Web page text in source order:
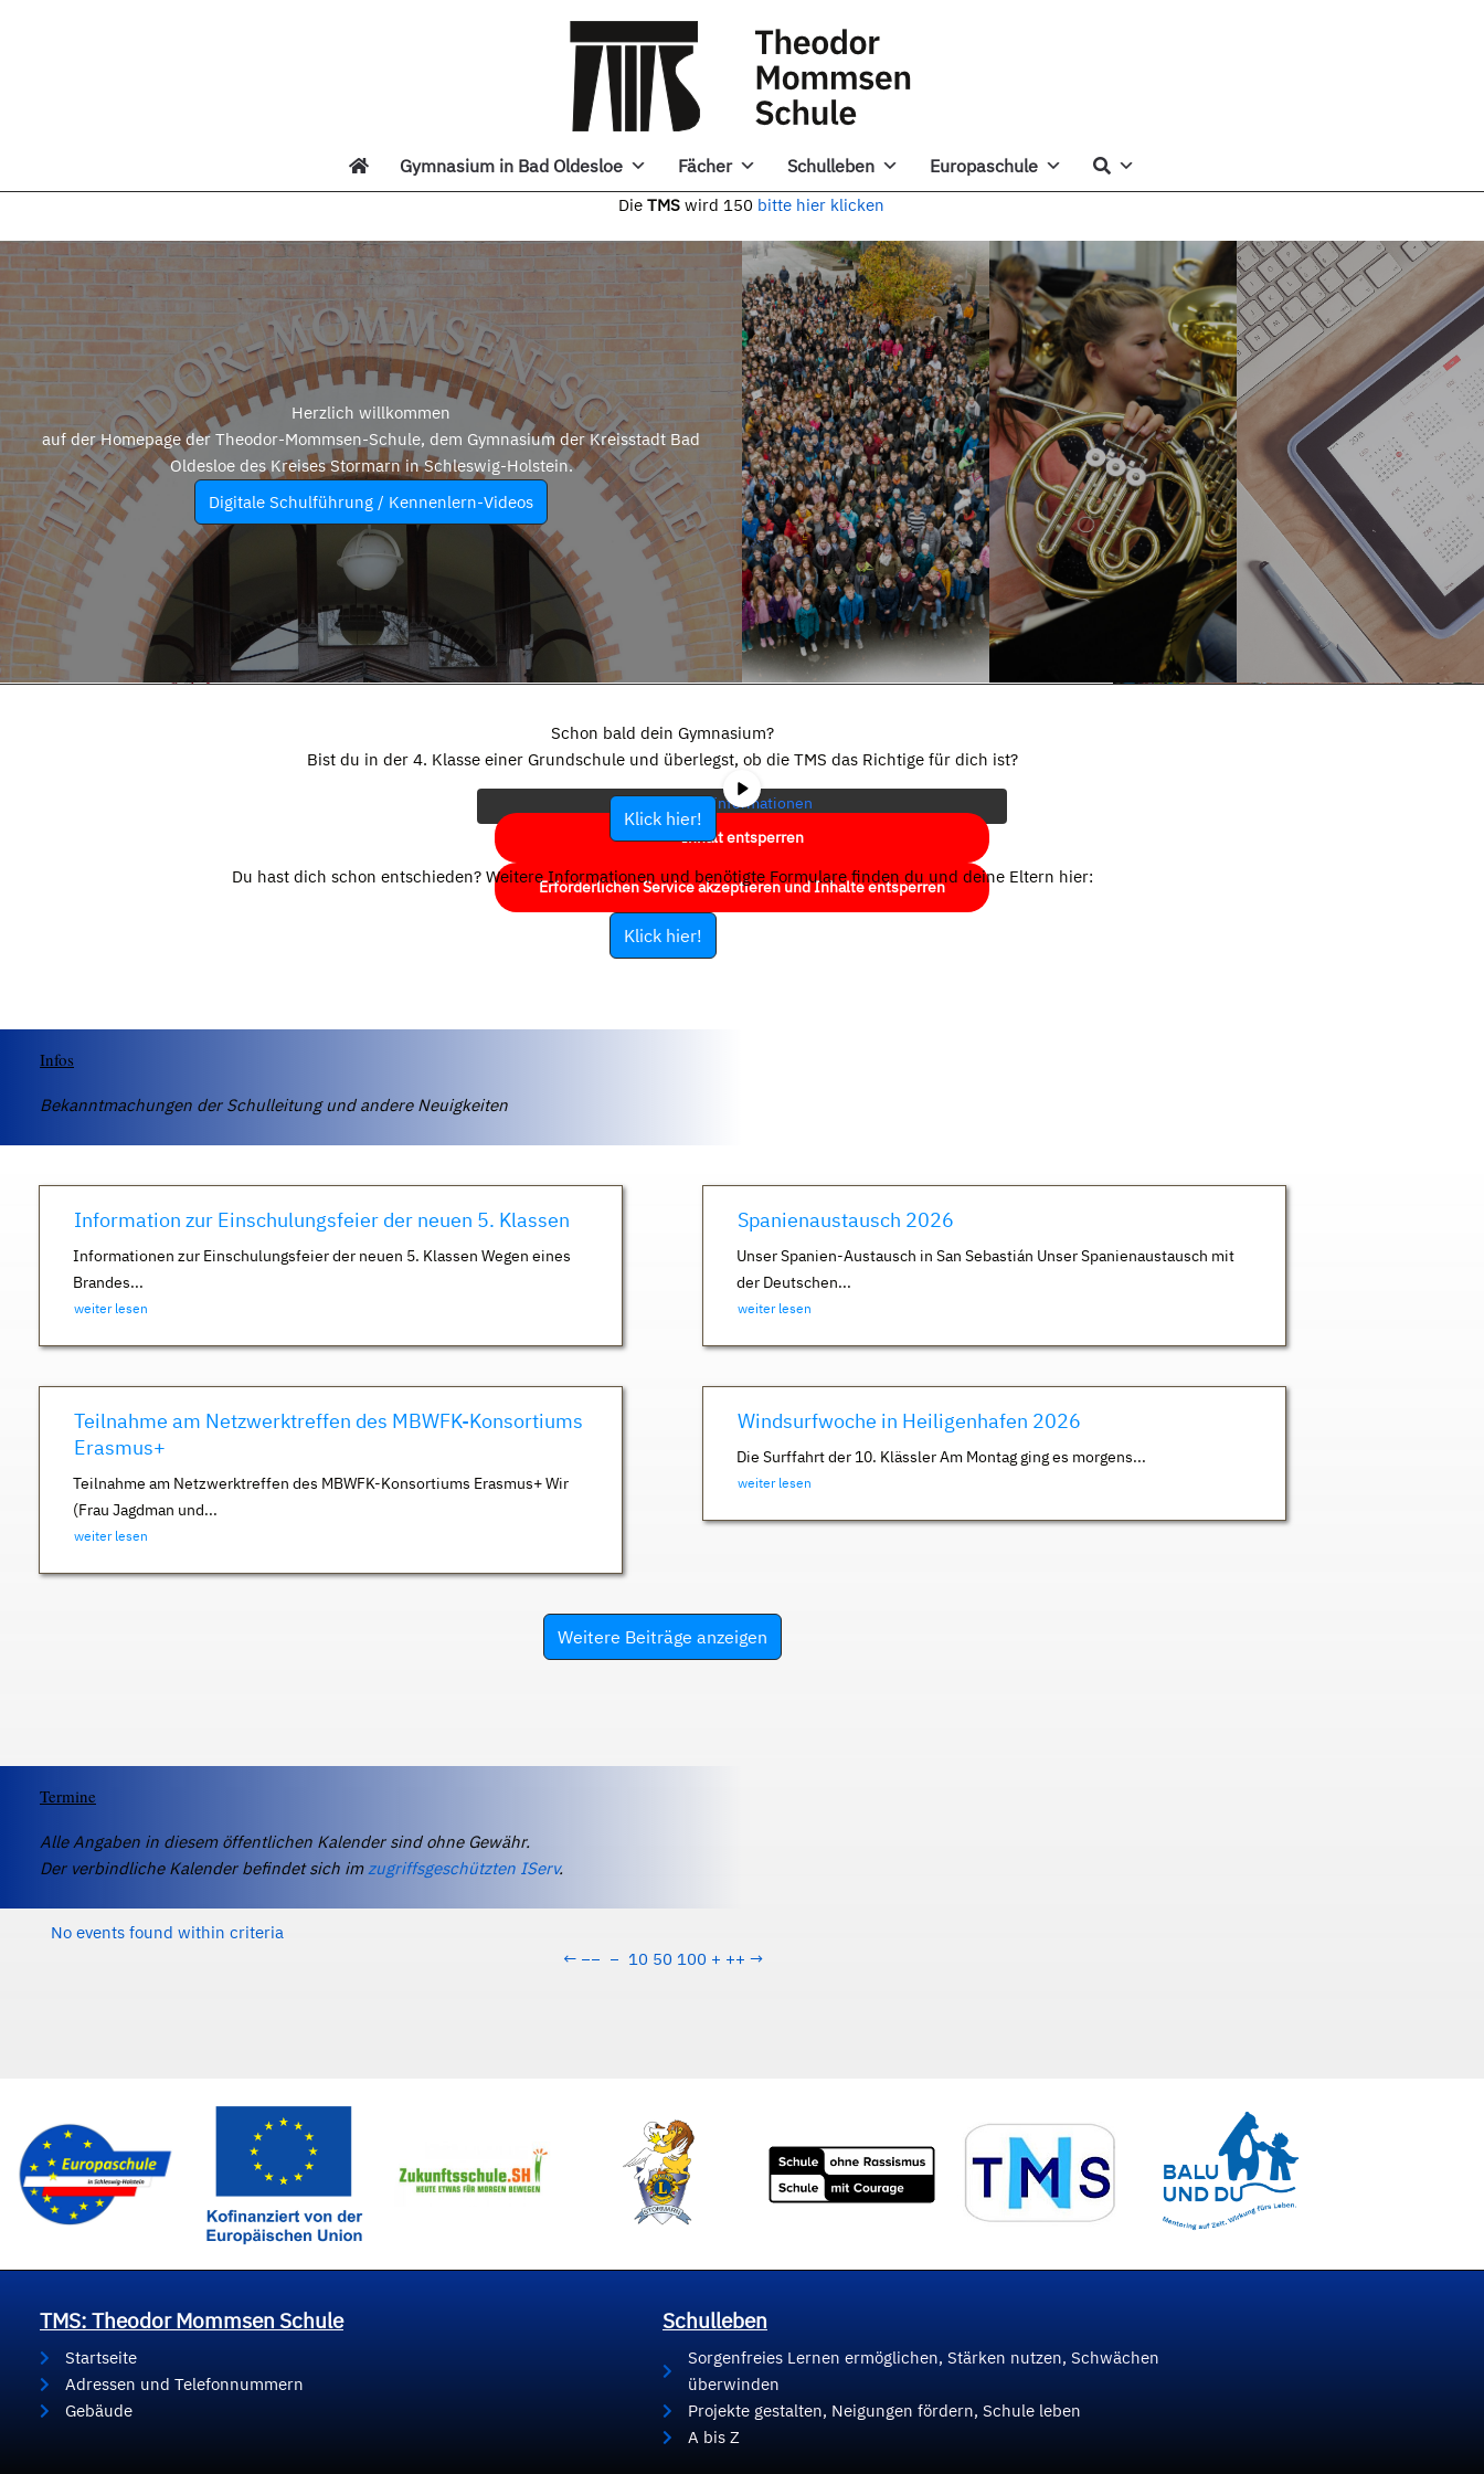
Gymnasium in Bad Oldesloe Fächer Schulleben Europaschule
Die TMS wird 150 bitte hier klicken
Herzlich willkommen
auf der Homepage der Theodor-Mommsen-Schule, dem Gymnasium der Kreisstadt Bad
Oldesloe des Kreises Stormarn in Schleswig-Holstein.
Digitale Schulführung / Kennenlern-Videos
eigentlichen Inhalt zuzugreifen, klicken Sie auf die Schaltfläche unten.
Bitte beachten Sie, dass dabei Daten an Drittanbieter weitergegeben
werden.
Mehr Informationen
Inhalt entsperren
Erforderlichen Service akzeptieren und Inhalte entsperren
Schon bald dein Gymnasium?
Bist du in der 4. Klasse einer Grundschule und überlegst, ob die TMS das Richtige für dich ist?
Klick hier!
Du hast dich schon entschieden? Weitere Informationen und benötigte Formulare finden du und deine Eltern hier:
Klick hier!
Infos
Bekanntmachungen der Schulleitung und andere Neuigkeiten
Information zur Einschulungsfeier der neuen 5. Klassen
Informationen zur Einschulungsfeier der neuen 5. Klassen Wegen eines
Brandes...
weiter lesen
Spanienaustausch 2026
Unser Spanien-Austausch in San Sebastián Unser Spanienaustausch mit
der Deutschen...
weiter lesen
Teilnahme am Netzwerktreffen des MBWFK-Konsortiums
Erasmus+
Teilnahme am Netzwerktreffen des MBWFK-Konsortiums Erasmus+ Wir
(Frau Jagdman und...
weiter lesen
Windsurfwoche in Heiligenhafen 2026
Die Surffahrt der 10. Klässler Am Montag ging es morgens...
weiter lesen
Weitere Beiträge anzeigen
Termine
Alle Angaben in diesem öffentlichen Kalender sind ohne Gewähr.
Der verbindliche Kalender befindet sich imzugriffsgeschützten IServ.
No events found within criteria
← −− − 10 50 100 + ++ →
TMS: Theodor Mommsen Schule
Startseite
Adressen und Telefonnummern
Gebäude
Schulleben
Sorgenfreies Lernen ermöglichen, Stärken nutzen, Schwächen
überwinden
Projekte gestalten, Neigungen fördern, Schule leben
A bis Z